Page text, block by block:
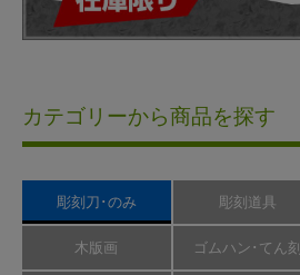
カテゴリーから商品を探す
彫刻刀･のみ 彫刻道具
木版画 ゴムハン･てん刻